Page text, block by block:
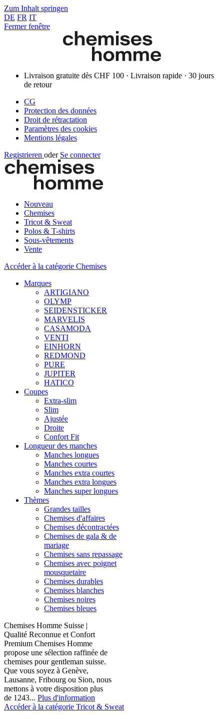
Zum Inhalt springen
DE FR IT
Fermer fenêtre
Livraison gratuite dès CHF 100 · Livraison rapide · 30 jours
de retour
CG
Protection des données
Droit de rétractation
Paramètres des cookies
Mentions légales
Registrieren oder Se connecter
Nouveau
Chemises
Tricot & Sweat
Polos & T-shirts
Sous-vêtements
Vente
Accéder à la catégorie Chemises
Marques
ARTIGIANO
OLYMP
SEIDENSTICKER
MARVELIS
CASAMODA
VENTI
EINHORN
REDMOND
PURE
JUPITER
HATICO
Coupes
Extra-slim
Slim
Ajustée
Droite
Confort Fit
Longueur des manches
Manches longues
Manches courtes
Manches extra courtes
Manches extra longues
Manches super longues
Thèmes
Grandes tailles
Chemises d'affaires
Chemises décontractées
Chemises de gala & de
mariage
Chemises sans repassage
Chemises avec poignet
mousquetaire
Chemises durables
Chemises blanches
Chemises noires
Chemises bleues
Chemises Homme Suisse |
Qualité Reconnue et Confort
Premium Chemises Homme
propose une sélection raffinée de
chemises pour gentleman suisse.
Que vous soyez à Genève,
Lausanne, Fribourg ou Sion, nous
mettons à votre disposition plus
de 1243... Plus d'information
Accéder à la catégorie Tricot & Sweat